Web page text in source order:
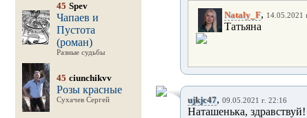
45 Spev
Чапаев и
Пустота
(роман)
Разные судьбы
45 ciunchikvv
Розы красные
Сухачев Сергей
Nataly_F, 14.05.2021
Татьяна
ujkjc47, 09.05.2021 г. 22:16
Наташенька,